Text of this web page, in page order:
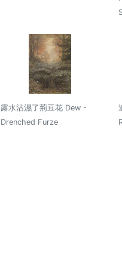
露水沾濕了荊豆花 Dew -
Drenched Furze